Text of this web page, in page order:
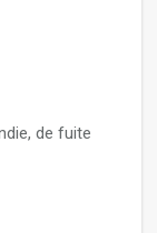
Ajax
de fuite